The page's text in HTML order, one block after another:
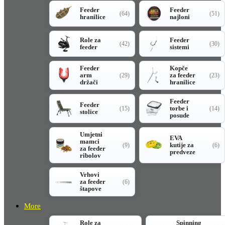
Feeder
hranilice
(64)
Feeder
najloni
(51)
Role za
feeder
(42)
Feeder
sistemi
(30)
Feeder
arm
držači
(29)
Kopče
za feeder
hranilice
(23)
Feeder
stolice
(15)
Feeder
torbe i
posude
(14)
Umjetni
mamci
za feeder
ribolov
(9)
EVA
kutije za
predveze
(6)
Vrhovi
za feeder
štapove
(6)
More
Role za
Spinning